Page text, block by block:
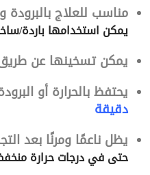
مناسب للعلاج بالبرودة
يمكن استخدامها باردة/
يمكن تسخينها عن
يحتفظ بالحرارة أو
دقيقة
يظل ناعمًا ومرنًا بعد
حتى في درجات حرارة منخفضة تصل